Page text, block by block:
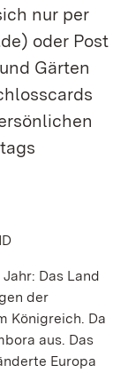
nur per
oder Post
Gärten
Das Land
der
Königreich. Da
aus. Das
Europa